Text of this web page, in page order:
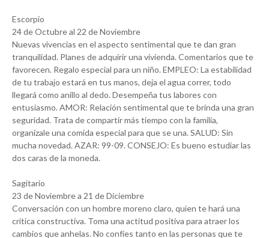
Escorpio
24 de Octubre al 22 de Noviembre
Nuevas vivencias en el aspecto sentimental que te dan gran
tranquilidad. Planes de adquirir una vivienda. Comentarios que te
favorecen. Regalo especial para un niño. EMPLEO: La estabilidad
de tu trabajo estará en tus manos, deja el agua correr, todo
llegará como anillo al dedo. Desempeña tus labores con
entusiasmo. AMOR: Relación sentimental que te brinda una gran
seguridad. Trata de compartir más tiempo con la familia,
organízale una comida especial para que se una. SALUD: Sin
mucha novedad. AZAR: 99-09. CONSEJO: Es bueno estudiar las
dos caras de la moneda.
Sagitario
23 de Noviembre a 21 de Diciembre
Conversación con un hombre moreno claro, quien te hará una
crítica constructiva. Toma una actitud positiva para atraer los
cambios que anhelas. No confíes tanto en las personas que te